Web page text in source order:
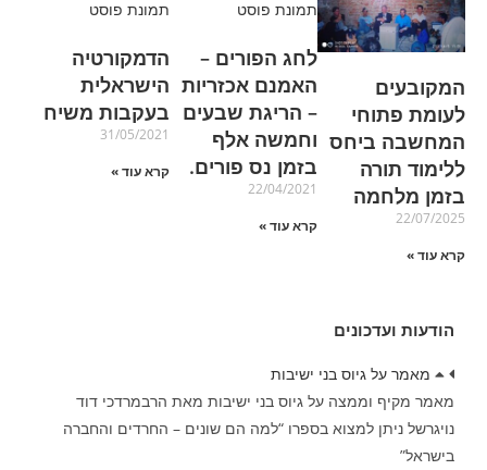
המקובעים
לעומת פתוחי
המחשבה ביחס
ללימוד תורה
בזמן מלחמה
22/07/2025
קרא עוד »
לחג הפורים –
האמנם אכזריות
– הריגת שבעים
וחמשה אלף
בזמן נס פורים.
22/04/2021
קרא עוד »
הדמקורטיה
הישראלית
בעקבות משיח
31/05/2021
קרא עוד »
הודעות ועדכונים
מאמר על גיוס בני ישיבות
מאמר מקיף וממצה על גיוס בני ישיבות מאת הרבמרדכי דוד
נויגרשל ניתן למצוא בספרו “למה הם שונים – החרדים והחברה
בישראל”